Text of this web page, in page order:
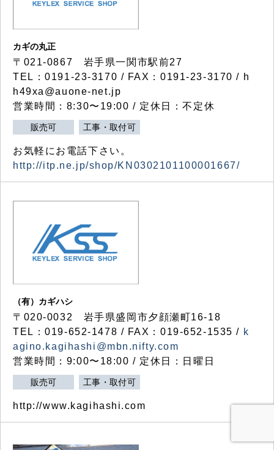
カギの丸正
〒021-0867 岩手県一関市駅前27
TEL：0191-23-3170 / FAX：0191-23-3170 / h
h49xa@auone-net.jp
営業時間：8:30〜19:00 / 定休日：不定休
販売可 工事・取付可
お気軽にお電話下さい。
http://itp.ne.jp/shop/KN0302101100001667/
（有）カギハシ
〒020-0032 岩手県盛岡市夕顔瀬町16-18
TEL：019-652-1478 / FAX：019-652-1535 / k
agino.kagihashi@mbn.nifty.com
営業時間：9:00〜18:00 / 定休日：日曜日
販売可 工事・取付可
http://www.kagihashi.com